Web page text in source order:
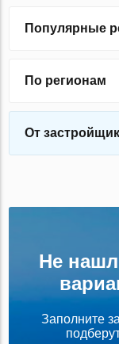
Популярные
По регионам
От
Не
Заполните